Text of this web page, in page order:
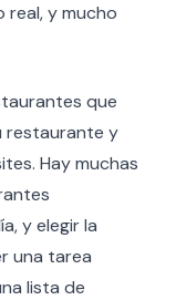
y mucho
que
restaurante y
Hay muchas
y elegir la
una tarea
lista de